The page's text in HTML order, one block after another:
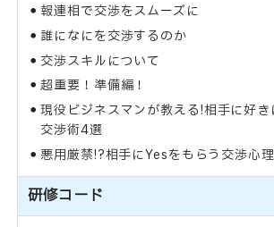
報連相で交渉をスムーズに
誰になにを交渉するのか
交渉スキルについて
超重要！準備編！
現役ビジネスマンが教える!相手に好き
交渉術4選
悪用厳禁!?相手にYesをもらう交渉心
研修コード